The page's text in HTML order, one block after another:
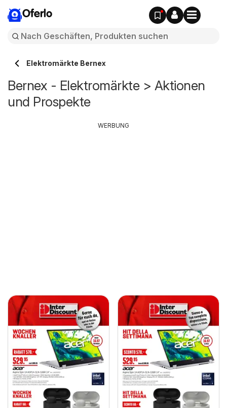
Oferlo
Elektromärkte Bernex
Bernex - Elektromärkte > Aktionen
und Prospekte
WERBUNG